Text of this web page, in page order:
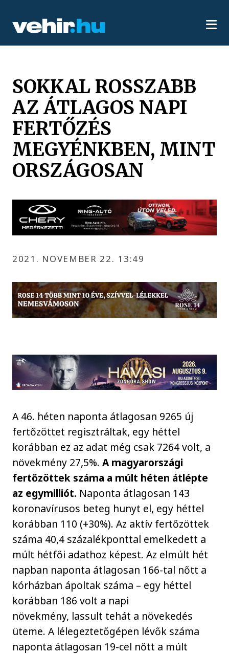
SOKKAL ROSSZABB
AZ ÁTLAGOS NAPI
FERTŐZÉS
MEGYÉNKBEN, MINT
ORSZÁGOSAN
2021. NOVEMBER 22. 13:49
A 46. héten naponta átlagosan 9265 új
fertőzöttet regisztráltak, egy héttel
korábban ez az adat még csak 7264 volt, a
növekmény 27,5%.A magyarországi
fertőzöttek száma a múlt héten átlépte
az egymilliót. Naponta átlagosan 143
koronavírusos beteg hunyt el, egy héttel
korábban 110 (+30%). Az aktív fertőzöttek
száma 40,4 százalékponttal emelkedett a
múlt hétfői adathoz képest. Az elmúlt hét
napban naponta átlagosan 166-tal nőtt a
kórházban ápoltak száma – egy héttel
korábban 186 volt a napi
növekmény, lassult tehát a növekedés
üteme. A lélegeztetőgépen lévők száma
naponta átlagosan 19-cel nőtt a múlt